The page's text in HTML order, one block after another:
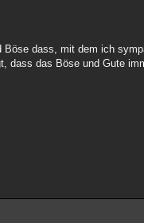
dass, mit dem ich
dass das Böse und Gute